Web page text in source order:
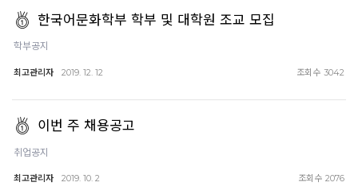
한국어문화학부 학부 및 대학원 조교 모집
학부공지
최고관리자 2019. 12. 12 조회수 3042
이번 주 채용공고
취업공지
최고관리자 2019. 10. 2 조회수 2076